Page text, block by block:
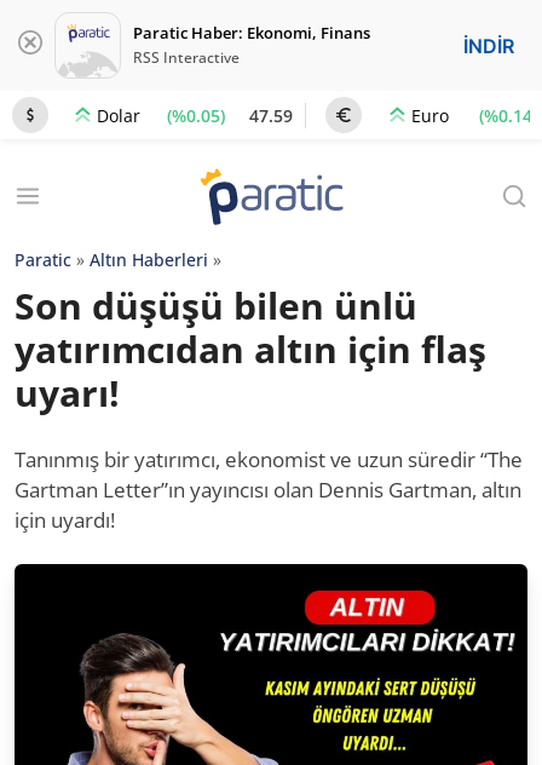
Paratic Haber: Ekonomi, Finans
RSS Interactive İNDİR
Dolar (%0.05) 47.59 Euro (%0.14)
Paratic » Altın Haberleri »
Son düşüşü bilen ünlü
yatırımcıdan altın için flaş
uyarı!
Tanınmış bir yatırımcı, ekonomist ve uzun süredir “The
Gartman Letter”ın yayıncısı olan Dennis Gartman, altın
için uyardı!